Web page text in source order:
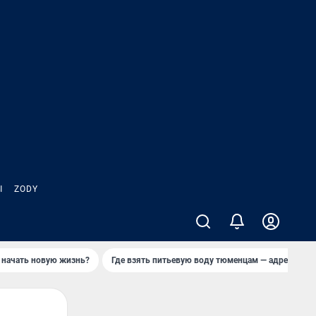
ZODY
начать новую жизнь? Где взять питьевую воду тюменцам — адреса